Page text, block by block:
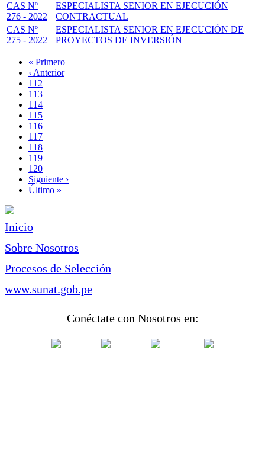
CAS Nº
276 - 2022
ESPECIALISTA SENIOR EN EJECUCIÓN
CONTRACTUAL
CAS Nº
275 - 2022
ESPECIALISTA SENIOR EN EJECUCIÓN DE
PROYECTOS DE INVERSIÓN
Paginación
Primera
página
« Primero
Página
anterior
‹ Anterior
Page
112
Page
113
Page
114
Page
115
Página
actual
116
Page
117
Page
118
Page
119
Page
120
Siguiente
página
Siguiente ›
Última
Último »
Inicio
Sobre Nosotros
Procesos de Selección
www.sunat.gob.pe
Conéctate con Nosotros en: